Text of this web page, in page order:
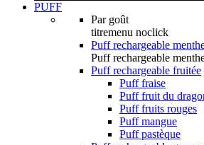
PUFF
Par goût
titremenu noclick
Puff rechargeable
Puff rechargeable
Puff rechargeable fruitée
Puff fraise
Puff fruit du
Puff fruits rouges
Puff mangue
Puff pastèque